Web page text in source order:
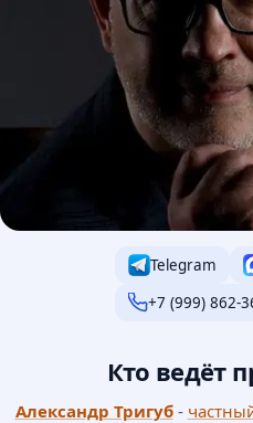
Telegram
+7 (999) 862-
Кто ведёт
Александр Тригуб-